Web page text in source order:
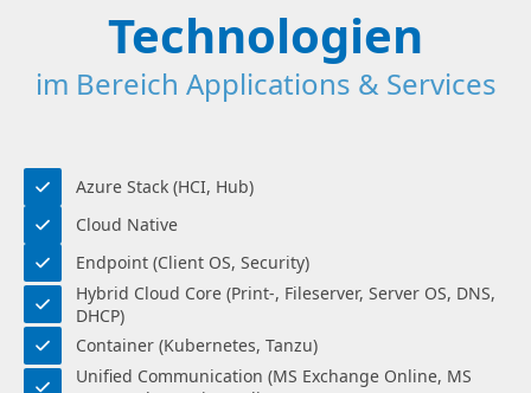
Technologien
im Bereich Applications & Services
Azure Stack (HCI, Hub)
Cloud Native
Endpoint (Client OS, Security)
Hybrid Cloud Core (Print-, Fileserver, Server OS, DNS,
DHCP)
Container (Kubernetes, Tanzu)
Unified Communication (MS Exchange Online, MS